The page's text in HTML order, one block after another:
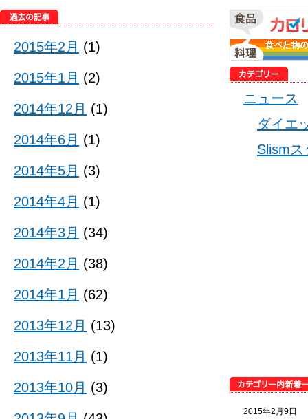
ニュース
ダイエ
Slism
2015年2月9日
2015年2月 (1)
2015年1月 (2)
2014年12月 (1)
2014年6月 (1)
2014年5月 (3)
2014年4月 (1)
2014年3月 (34)
2014年2月 (38)
2014年1月 (62)
2013年12月 (13)
2013年11月 (1)
2013年10月 (3)